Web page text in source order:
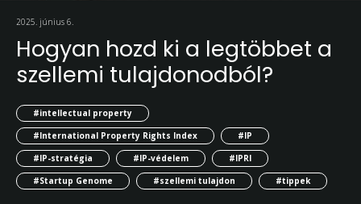
2025. június 6.
Hogyan hozd ki a legtöbbet a
szellemi tulajdonodból?
#intellectual property
#International Property Rights Index
#IP
#IP-stratégia
#IP-védelem
#IPRI
#Startup Genome
#szellemi tulajdon #tippek